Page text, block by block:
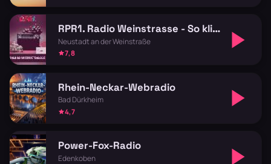
RPR1. Radio Weinstrasse - So klingt die Pfalz
Neustadt an der Weinstraße
7,8
Rhein-Neckar-Webradio
Bad Dürkheim
4,7
Power-Fox-Radio
Edenkoben